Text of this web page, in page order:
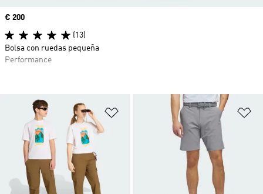
Añadir a la lista de deseos
Precio
€ 200
(13)
Bolsa con ruedas pequeña
Performance